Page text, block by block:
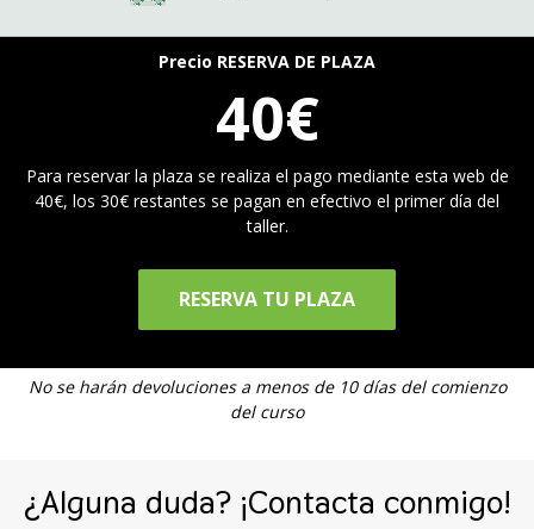
Precio RESERVA DE PLAZA
40€
Para reservar la plaza se realiza el pago mediante esta web de
40€, los 30€ restantes se pagan en efectivo el primer día del
taller.
RESERVA TU PLAZA
No se harán devoluciones a menos de 10 días del comienzo
del curso
¿Alguna duda? ¡Contacta conmigo!